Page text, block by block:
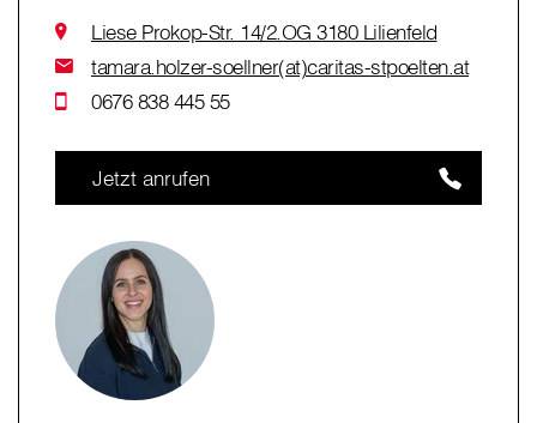
Liese Prokop-Str. 14/2.OG 3180 Lilienfeld
tamara.holzer-soellner(at)caritas-stpoelten.at
0676 838 445 55
Jetzt anrufen